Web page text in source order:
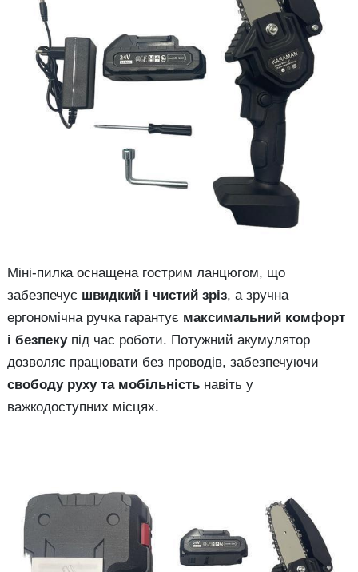
Міні-пилка оснащена гострим ланцюгом, що
забезпечує швидкий і чистий зріз, а зручна
ергономічна ручка гарантує максимальний комфорт
і безпекупід час роботи. Потужний акумулятор
дозволяє працювати без проводів, забезпечуючи
свободу руху та мобільність навіть у
важкодоступних місцях.